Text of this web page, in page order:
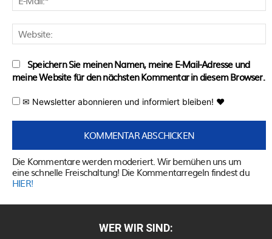
Speichern Sie meinen Namen, meine E-Mail-Adresse und
meine Website für den nächsten Kommentar in diesem Browser.
✉ Newsletter abonnieren und informiert bleiben! ♥
Die Kommentare werden moderiert. Wir bemühen uns um
eine schnelle Freischaltung! Die Kommentarregeln findest du
HIER!
WER WIR SIND: